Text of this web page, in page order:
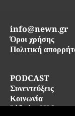
PODCAST
Συνεντεύξεις
Κοινωνία
Life in SKG
info@newn.gr
Όροι χρήσης
Πολιτική